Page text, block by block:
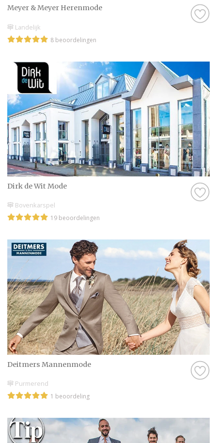
Meyer & Meyer Herenmode
Landelijk
8 beoordelingen
Dirk de Wit Mode
Bovenkarspel
19 beoordelingen
Deitmers Mannenmode
Purmerend
1 beoordeling